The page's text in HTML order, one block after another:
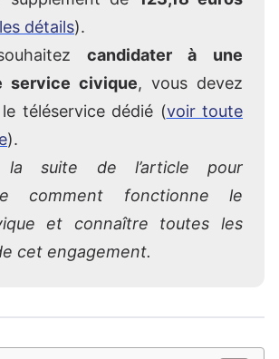
détails).
candidater à une
service civique, vous devez
téléservice dédié (voir toute
).
la suite de l’article pour
comment fonctionne le
et connaître toutes les
cet engagement.